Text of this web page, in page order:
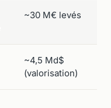
~30 M€ levés
~4,5 Md$
(valorisation)